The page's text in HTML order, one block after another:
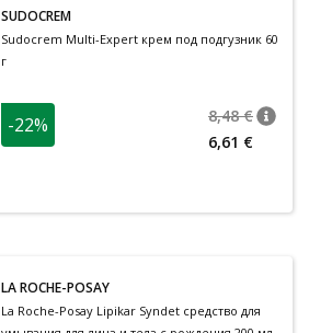
SUDOCREM
Sudocrem Multi-Expert крем под подгузник 60
г
-22% 8,48 €
6,61 €
LA ROCHE-POSAY
La Roche-Posay Lipikar Syndet средство для